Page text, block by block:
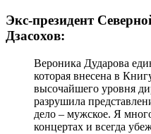
Экс-президент
Дзасохов:
Вероника Дударова
которая внесена в
высочайшего уровня
разрушила
дело – мужское. Я
концертах и всегда